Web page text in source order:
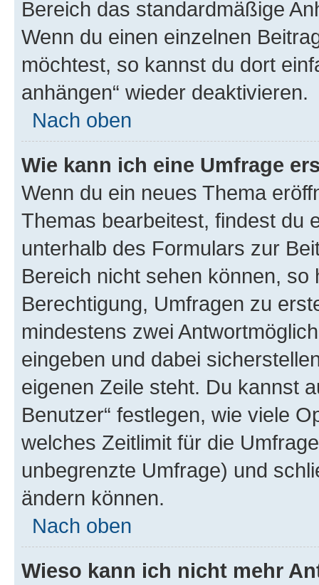
Bereich das standardmäßige
Wenn du einen einzelnen
möchtest, so kannst du dort
anhängen“ wieder deaktivieren.
Nach oben
Wie kann ich eine Umfrage
Wenn du ein neues Thema
Themas bearbeitest, findest du
unterhalb des Formulars zur
Bereich nicht sehen können,
Berechtigung, Umfragen zu
mindestens zwei
eingeben und dabei
eigenen Zeile steht. Du kannst
Benutzer“ festlegen, wie viele
welches Zeitlimit für die
unbegrenzte Umfrage) und
ändern können.
Nach oben
Wieso kann ich nicht mehr